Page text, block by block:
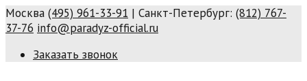
Москва (495) 961-33-91 | Санкт-Петербург: (812) 767-
37-76 info@paradyz-official.ru
Заказать звонок